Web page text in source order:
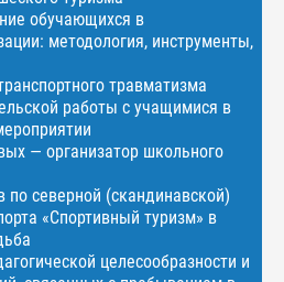
обучающихся в
методология, инструменты,
травматизма
работы с учащимися в
— организатор школьного
по северной (скандинавской)
«Спортивный туризм» в
целесообразности и